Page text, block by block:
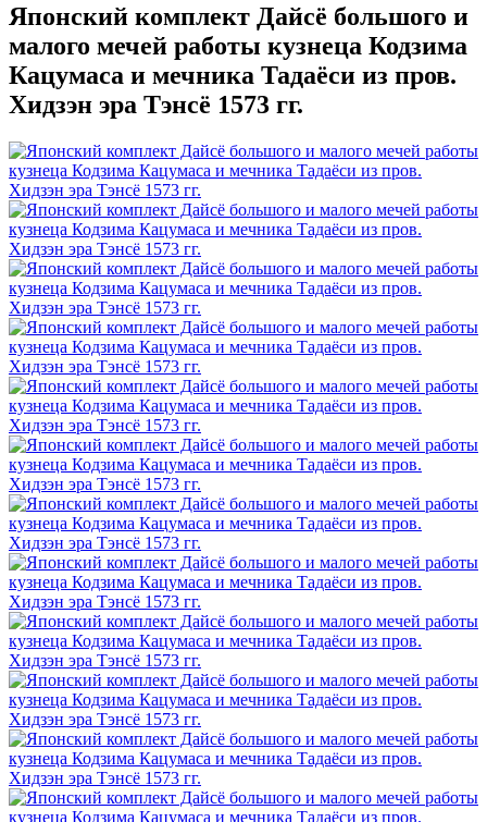
Японский комплект Дайсё большого и
малого мечей работы кузнеца Кодзима
Кацумаса и мечника Тадаёси из пров.
Хидзэн эра Тэнсё 1573 гг.